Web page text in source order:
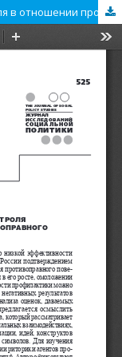
Риторика агентов социального контроля в отношении профилактики противоправного поведения молодежи